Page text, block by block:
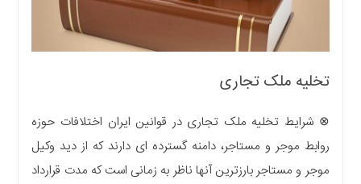
تخلیه ملک تجاری
⊗ شرایط تخلیه ملک تجاری در قوانین ایران اختلافات حوزه
روابط موجر و مستاجر، دامنه گسترده ای دارند که از دید وکیل
موجر و مستاجر بارزترین آنها ناظر به زمانی است که مدت قرارداد